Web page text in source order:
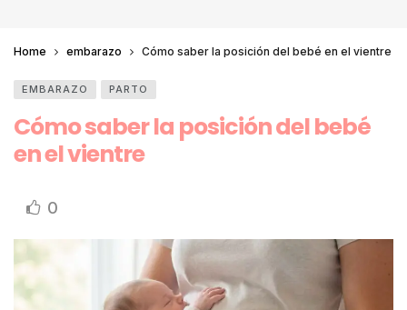
Home embarazo Cómo saber la posición del bebé en el vientre
EMBARAZO PARTO
Cómo saber la posición del bebé
en el vientre
0